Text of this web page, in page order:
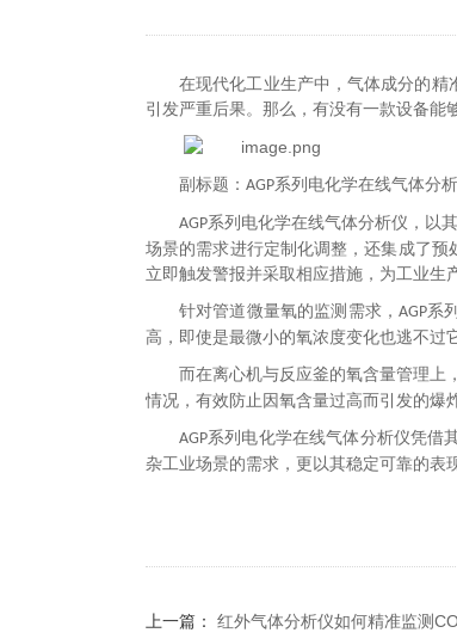
在现代化工业生产中，气体成分的
引发严重后果。那么，有没有一款设备能
副标题： AGP系列电化学在线气体分
AGP系列电化学在线气体分析仪，以
场景的需求进行定制化调整，还集成了
立即触发警报并采取相应措施，为工业生
针对管道微量氧的监测需求，AGP系
高，即使是最微小的氧浓度变化也逃不过
而在离心机与反应釜的氧含量管理上
情况，有效防止因氧含量过高而引发的爆
AGP系列电化学在线气体分析仪凭借
杂工业场景的需求，更以其稳定可靠的表
上一篇： 红外气体分析仪如何精准监测